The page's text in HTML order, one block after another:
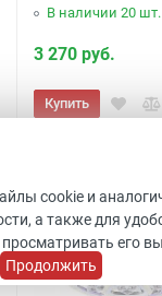
В наличии 20 шт.
3 270 руб.
Купить
cookie и
а также для
его
Продолжить